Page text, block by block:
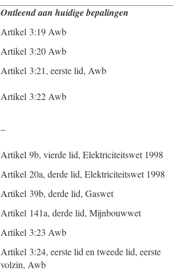
Ontleend aan huidige bepalingen
Artikel 3:19 Awb
Artikel 3:20 Awb
Artikel 3:21, eerste lid, Awb
Artikel 3:22 Awb
–
Artikel 9b, vierde lid, Elektriciteitswet 1998
Artikel 20a, derde lid, Elektriciteitswet 1998
Artikel 39b, derde lid, Gaswet
Artikel 141a, derde lid, Mijnbouwwet
Artikel 3:23 Awb
Artikel 3:24, eerste lid en tweede lid, eerste
volzin, Awb